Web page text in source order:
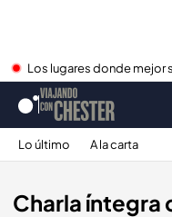
Los lugares donde mejor
Lo último A la carta
Charla íntegra